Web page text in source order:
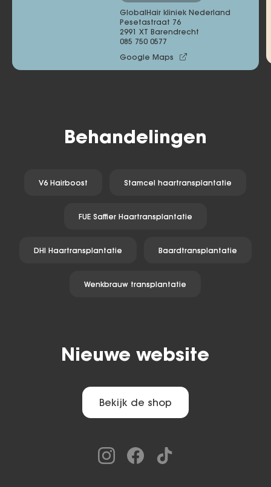
GlobalHair kliniek Nederland
Pesetastraat 76
2991 XT Barendrecht
085 750 0577
Google Maps
Behandelingen
V6 Hairboost Stamcel haartransplantatie
FUE Saffier Haartransplantatie
DHI Haartransplantatie Baardtransplantatie
Wenkbrauw transplantatie
Nieuwe website
Bekijk de shop